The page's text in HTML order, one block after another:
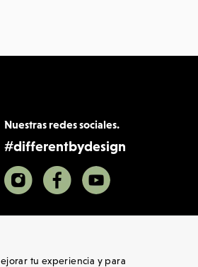
Nuestras redes sociales.
#differentbydesign
tu experiencia y para